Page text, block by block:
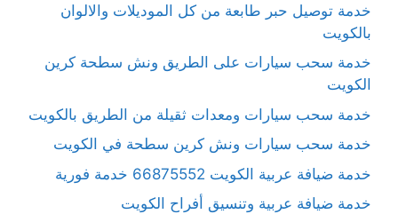
خدمة توصيل حبر طابعة من كل الموديلات والالوان
بالكويت
خدمة سحب سيارات على الطريق ونش سطحة كرين
الكويت
خدمة سحب سيارات ومعدات ثقيلة من الطريق بالكويت
خدمة سحب سيارات ونش كرين سطحة في الكويت
خدمة ضيافة عربية الكويت 66875552 خدمة فورية
خدمة ضيافة عربية وتنسيق أفراح الكويت